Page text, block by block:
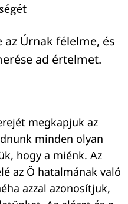
az Úrnak félelme, és
ad értelmet.
megkapjuk az
minden olyan
hogy a miénk. Az
az Ő hatalmának való
azzal azonosítjuk,